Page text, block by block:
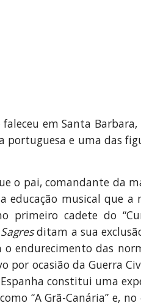
em Santa
portuguesa e uma das
o pai, comandante da
musical que a
primeiro cadete do
Sagresditam a sua
endurecimento das
por ocasião da Guerra
constitui uma
“A Grã-Canária” e,